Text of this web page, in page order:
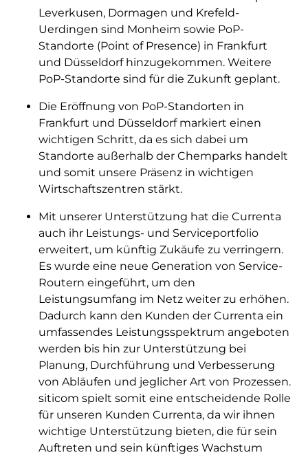
Leverkusen, Dormagen und Krefeld-
Uerdingen sind Monheim sowie PoP-
Standorte (Point of Presence) in Frankfurt
und Düsseldorf hinzugekommen. Weitere
PoP-Standorte sind für die Zukunft geplant.
Die Eröffnung von PoP-Standorten in
Frankfurt und Düsseldorf markiert einen
wichtigen Schritt, da es sich dabei um
Standorte außerhalb der Chemparks handelt
und somit unsere Präsenz in wichtigen
Wirtschaftszentren stärkt.
Mit unserer Unterstützung hat die Currenta
auch ihr Leistungs- und Serviceportfolio
erweitert, um künftig Zukäufe zu verringern.
Es wurde eine neue Generation von Service-
Routern eingeführt, um den
Leistungsumfang im Netz weiter zu erhöhen.
Dadurch kann den Kunden der Currenta ein
umfassendes Leistungsspektrum angeboten
werden bis hin zur Unterstützung bei
Planung, Durchführung und Verbesserung
von Abläufen und jeglicher Art von Prozessen.
siticom spielt somit eine entscheidende Rolle
für unseren Kunden Currenta, da wir ihnen
wichtige Unterstützung bieten, die für sein
Auftreten und sein künftiges Wachstum